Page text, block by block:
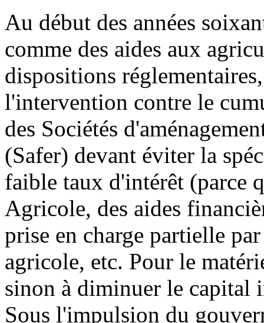
Au début des années
comme des aides aux
dispositions
l'intervention contre le
des Sociétés
(Safer) devant éviter la
faible taux d'intérêt (parce
Agricole, des aides
prise en charge partielle
agricole, etc. Pour le
sinon à diminuer le capital
Sous l'impulsion du